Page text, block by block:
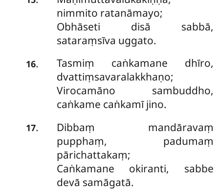
nimmito ratanāmayo;
Obhāseti disā sabbā,
sataraṃsīva uggato.
16.
Tasmiṃ caṅkamane dhīro,
dvattiṃsavaralakkhaṇo;
Virocamāno sambuddho,
caṅkame caṅkamī jino.
17.
Dibbaṃ mandāravaṃ
pupphaṃ, padumaṃ
pārichattakaṃ;
Caṅkamane okiranti, sabbe
devā samāgatā.